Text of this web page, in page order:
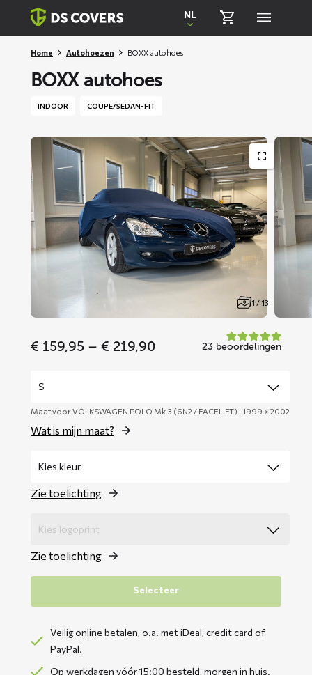
Skiplinks
NL
Home Autohoezen BOXX autohoes
BOXX autohoes
INDOOR COUPE/SEDAN-FIT
1 / 13
€ 159,95 – € 219,90 23 beoordelingen
Maat voor VOLKSWAGEN POLO Mk 3 (6N2 / FACELIFT) | 1999 > 2002
Wat is mijn maat?
Zie toelichting
Zie toelichting
Selecteer
Veilig online betalen, o.a. met iDeal, credit card of
PayPal.
Op werkdagen vóór 15:00 besteld, morgen in huis.